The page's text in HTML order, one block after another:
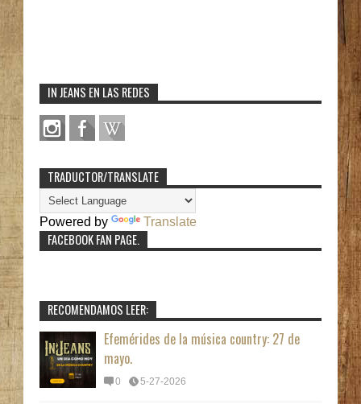
IN JEANS EN LAS REDES
TRADUCTOR/TRANSLATE
Powered by Translate
FACEBOOK FAN PAGE.
RECOMENDAMOS LEER:
Efemérides de la música country: 27 de
mayo.
0 5-27-2026